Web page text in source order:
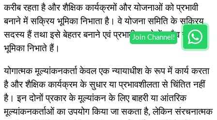
करीब रहता है और शैक्षिक कार्यक्रमों और योजनाओं को प्रभावी
बनाने में सक्रिय भूमिका निभाता है। वे योजना समिति के सक्रिय
सदस्य हैं तथा इसे बेहतर बनाने एवं प्रभावी बनाने में सदैव सक्रिय
भूमिका निभाते हैं।
योगात्मक मूल्यांकनकर्ता केवल एक न्यायाधीश के रूप में कार्य करता
है और शैक्षिक कार्यक्रम के सुधार या प्रभावशीलता से चिंतित नहीं
है। इन दोनों प्रकार के मूल्यांकन के लिए बाहरी या आंतरिक
मूल्यांकनकर्ताओं का उपयोग किया जा सकता है, लेकिन संरचनात्मक